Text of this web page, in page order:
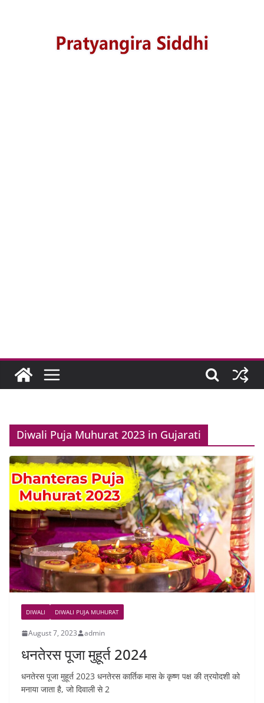
Diwali Puja Muhurat 2023 in Gujarati
DIWALI DIWALI PUJA MUHURAT
August 7, 2023 admin
धनतेरस पूजा मुहूर्त 2024
धनतेरस पूजा मुहूर्त 2023 धनतेरस कार्तिक मास के कृष्ण पक्ष की त्रयोदशी को
मनाया जाता है, जो दिवाली से 2